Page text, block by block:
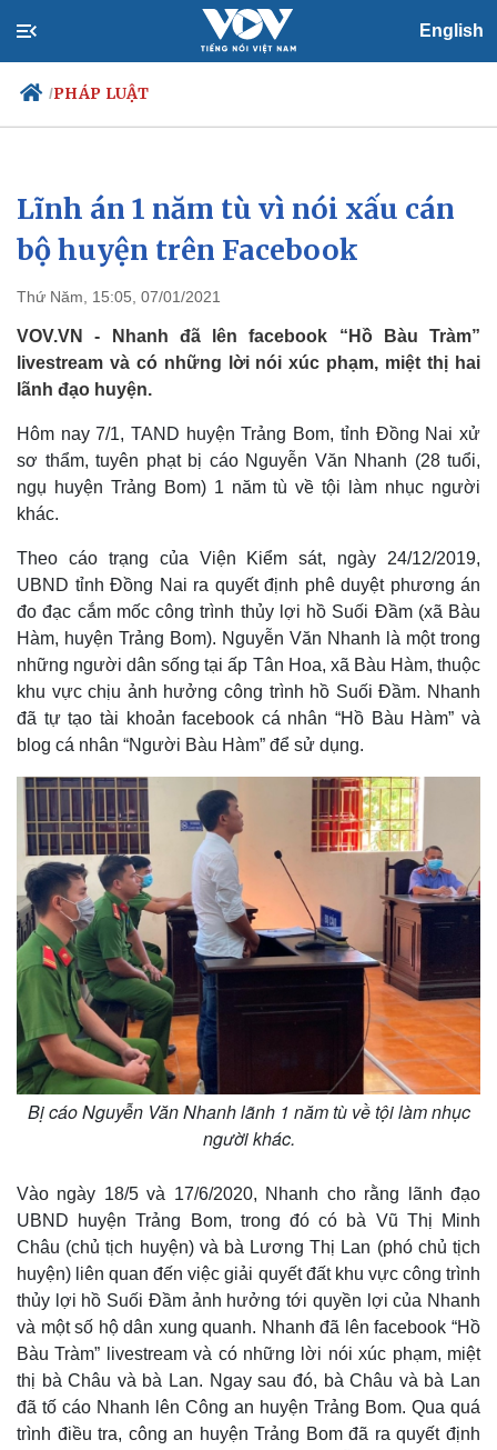
English
/PHÁP LUẬT
Chính trị
Đảng
Tổ chức nhân sự
Nhận diện sự thật
Xã hội
Tin 24h
Dự báo thời tiết
Việc làm
Biển đảo
Lĩnh án 1 năm tù vì nói xấu cán
bộ huyện trên Facebook
Thứ Năm, 15:05, 07/01/2021
VOV.VN - Nhanh đã lên facebook “Hồ Bàu Tràm”
livestream và có những lời nói xúc phạm, miệt thị hai
lãnh đạo huyện.
Hôm nay 7/1, TAND huyện Trảng Bom, tỉnh Đồng Nai xử
sơ thẩm, tuyên phạt bị cáo Nguyễn Văn Nhanh (28 tuổi,
ngụ huyện Trảng Bom) 1 năm tù về tội làm nhục người
khác.
Theo cáo trạng của Viện Kiểm sát, ngày 24/12/2019,
UBND tỉnh Đồng Nai ra quyết định phê duyệt phương án
đo đạc cắm mốc công trình thủy lợi hồ Suối Đầm (xã Bàu
Hàm, huyện Trảng Bom). Nguyễn Văn Nhanh là một trong
những người dân sống tại ấp Tân Hoa, xã Bàu Hàm, thuộc
khu vực chịu ảnh hưởng công trình hồ Suối Đầm. Nhanh
đã tự tạo tài khoản facebook cá nhân “Hồ Bàu Hàm” và
blog cá nhân “Người Bàu Hàm” để sử dụng.
Bị cáo Nguyễn Văn Nhanh lãnh 1 năm tù về tội làm nhục
người khác.
Vào ngày 18/5 và 17/6/2020, Nhanh cho rằng lãnh đạo
UBND huyện Trảng Bom, trong đó có bà Vũ Thị Minh
Châu (chủ tịch huyện) và bà Lương Thị Lan (phó chủ tịch
huyện) liên quan đến việc giải quyết đất khu vực công trình
thủy lợi hồ Suối Đầm ảnh hưởng tới quyền lợi của Nhanh
và một số hộ dân xung quanh. Nhanh đã lên facebook “Hồ
Bàu Tràm” livestream và có những lời nói xúc phạm, miệt
thị bà Châu và bà Lan. Ngay sau đó, bà Châu và bà Lan
đã tố cáo Nhanh lên Công an huyện Trảng Bom. Qua quá
trình điều tra, công an huyện Trảng Bom đã ra quyết định